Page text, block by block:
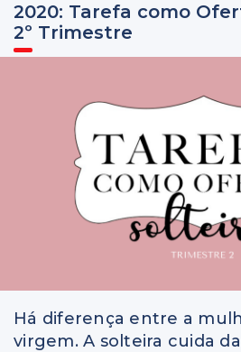
Desafios Godllywood
Perguntas e respostas
Colunas
2020: Tarefa como
2º Trimestre
Há diferença entre a
virgem. A solteira cuida